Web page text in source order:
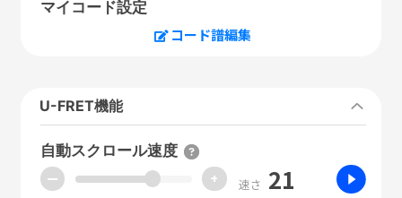
マイコード設定
コード譜編集
U-FRET機能
自動スクロール速度
ー + 速さ 21